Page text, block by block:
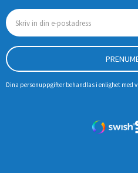
Dina personuppgifter behandlas i enlighet med